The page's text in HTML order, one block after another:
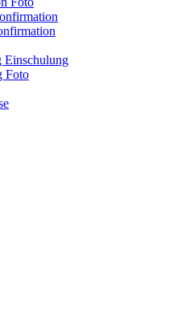
Einschulung
Foto